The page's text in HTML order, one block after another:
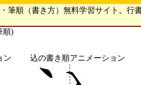
筆順（書き方）無料学習サイト。行
順)
ン 込の書き順アニメーション